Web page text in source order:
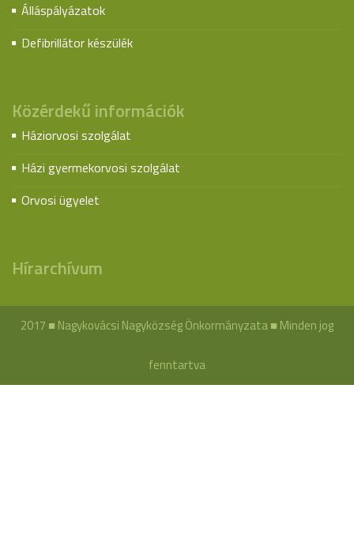
Álláspályázatok
Defibrillátor készülék
Közérdekű információk
Háziorvosi szolgálat
Házi gyermekorvosi szolgálat
Orvosi ügyelet
Hírarchívum
2017 ■ Nagykovácsi Nagyközség Önkormányzata ■ Minden jog
fenntartva